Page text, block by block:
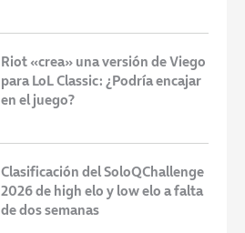
Riot «crea» una versión de Viego
para LoL Classic: ¿Podría encajar
en el juego?
Clasificación del SoloQChallenge
2026 de high elo y low elo a falta
de dos semanas